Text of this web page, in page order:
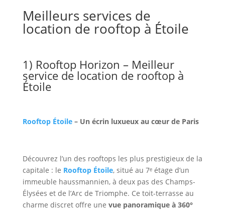
Meilleurs services de
location de rooftop à Étoile
1) Rooftop Horizon – Meilleur
service de location de rooftop à
Étoile
Rooftop Étoile– Un écrin luxueux au cœur de Paris
Découvrez l’un des rooftops les plus prestigieux de la
capitale : le Rooftop Étoile, situé au 7ᵉ étage d’un
immeuble haussmannien, à deux pas des Champs-
Élysées et de l’Arc de Triomphe. Ce toit-terrasse au
charme discret offre une vue panoramique à 360°